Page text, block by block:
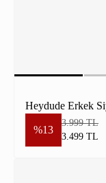
Heydude Erkek
%13
3.999 TL
3.499 TL